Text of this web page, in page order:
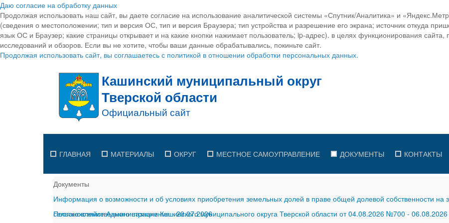
Даю согласие на обработку данных
Продолжая использовать наш сайт, вы даете согласие на использование аналитической системы «Спутник/Аналитика» и
(сведения о местоположении; тип и версия ОС, тип и версия Браузера; тип устройства и разрешение его экрана; источник откуда
язык ОС и Браузер; какие страницы открывает и на какие кнопки нажимает пользователь; ip-адрес). в целях функционирования сайта,
исследований и обзоров. Если вы не хотите, чтобы ваши данные обрабатывались, покиньте сайт.
Продолжая использовать сайт, вы соглашаетесь с политикой в отношении обработки персональных данных.
ГЛАВНАЯ МАТЕРИАЛЫ ОКРУГ МЕСТНОЕ САМОУПРАВЛЕНИЕ ДОКУМЕНТЫ КОНТАКТЫ
Документы
Информация о возможности и об условиях приобретения земельных долей в праве общей долевой собственности на
сельскохозяйственного назначения-29.07.2026
Постановление Администрации Кашинского муниципального округа Тверской области от 04.08.2026 №700 - 06.08.2026